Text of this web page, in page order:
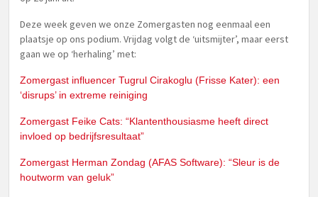
Deze week geven we onze Zomergasten nog eenmaal een
plaatsje op ons podium. Vrijdag volgt de ‘uitsmijter’, maar eerst
gaan we op ‘herhaling’ met:
Zomergast influencer Tugrul Cirakoglu (Frisse Kater): een
‘disrups’ in extreme reiniging
Zomergast Feike Cats: “Klantenthousiasme heeft direct
invloed op bedrijfsresultaat”
Zomergast Herman Zondag (AFAS Software): “Sleur is de
houtworm van geluk”